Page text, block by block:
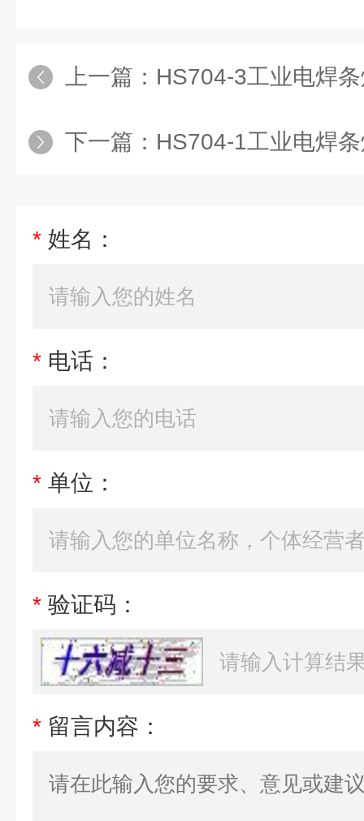
上一篇： HS704-3工业电焊
下一篇： HS704-1工业电焊
* 姓名：
* 电话：
* 单位：
* 验证码：
* 留言内容：